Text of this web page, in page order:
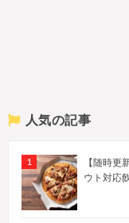
人気の記事
【随時更
ウト対応